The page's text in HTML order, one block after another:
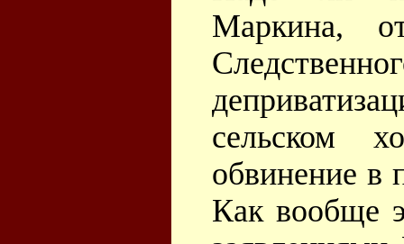
Маркина,
сельском
обвинение в
Как вообще